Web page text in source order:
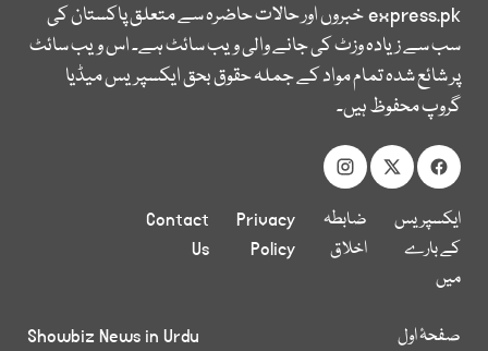
express.pkخبروں اور حالات حاضرہ سے متعلق پاکستان کی
سب سے زیادہ وزٹ کی جانے والی ویب سائٹ ہے۔ اس ویب سائٹ
پر شائع شدہ تمام مواد کے جملہ حقوق بحق ایکسپریس میڈیا
گروپ محفوظ ہیں۔
ایکسپریس
کے بارے
میں
ضابطہ
اخلاق
Privacy
Policy
Contact
Us
صفحۂ اول
Showbiz News in Urdu